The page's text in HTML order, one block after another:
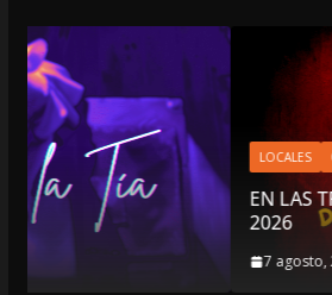
LOCALES OPINIÓN
EN LAS TRIPAS DEL
2026
7 agosto, 2026